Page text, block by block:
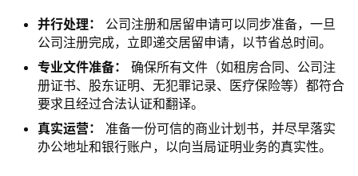
并行处理：​
​ 公司注册和居留申请可以同步准备，一旦
公司注册完成，立即递交居留申请，以节省总时间。
​专业文件准备：​
​ 确保所有文件（如租房合同、公司注
册证书、股东证明、无犯罪记录、医疗保险等）都符合
要求且经过合法认证和翻译。
​真实运营：​
​ 准备一份可信的商业计划书，并尽早落实
办公地址和银行账户，以向当局证明业务的真实性。